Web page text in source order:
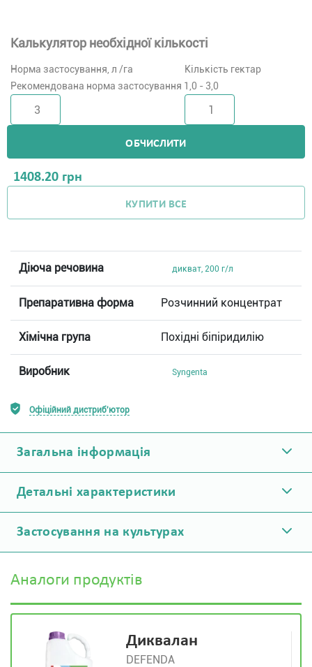
Калькулятор необхідної кількості
Норма застосування, л /га
Кількість гектар
Рекомендована норма застосування 1,0 - 3,0
ОБЧИСЛИТИ
1408.20 грн
КУПИТИ ВСЕ
Діюча речовина дикват, 200 г/л
Препаративна форма Розчинний концентрат
Хімічна група Похідні біпіридилію
Виробник Syngenta
Офіційний дистриб'ютор
Загальна інформація
Детальні характеристики
Застосування на культурах
Аналоги продуктів
Диквалан
DEFENDA